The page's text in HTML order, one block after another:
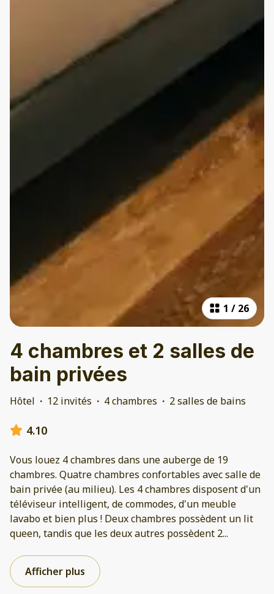
1 / 26
4 chambres et 2 salles de
bain privées
Hôtel · 12 invités · 4 chambres · 2 salles de bains
4.10
Vous louez 4 chambres dans une auberge de 19
chambres. Quatre chambres confortables avec salle de
bain privée (au milieu). Les 4 chambres disposent d'un
téléviseur intelligent, de commodes, d'un meuble
lavabo et bien plus ! Deux chambres possèdent un lit
queen, tandis que les deux autres possèdent 2...
Afficher plus